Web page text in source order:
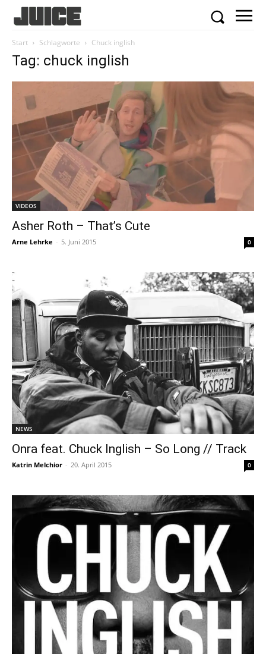
Start Schlagworte Chuck inglish
Tag: chuck inglish
VIDEOS
Asher Roth – That’s Cute
Arne Lehrke - 5. Juni 2015 0
NEWS
Onra feat. Chuck Inglish – So Long // Track
Katrin Melchior - 20. April 2015 0